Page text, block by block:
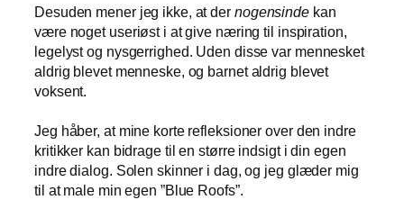
Desuden mener jeg ikke, at der nogensindekan
være noget useriøst i at give næring til inspiration,
legelyst og nysgerrighed. Uden disse var mennesket
aldrig blevet menneske, og barnet aldrig blevet
voksent.
Jeg håber, at mine korte refleksioner over den indre
kritikker kan bidrage til en større indsigt i din egen
indre dialog. Solen skinner i dag, og jeg glæder mig
til at male min egen ”Blue Roofs”.